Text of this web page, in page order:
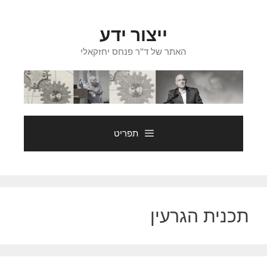
ייצור ידע
האתר של ד"ר פנחס יחזקאלי
תפריט
תכנית הגרעין